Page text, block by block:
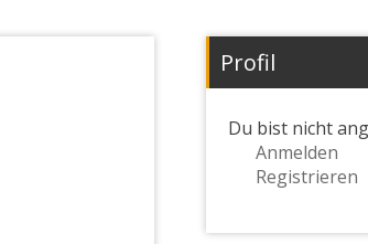
Profil
Du bist nicht
Anmelden
Registrieren